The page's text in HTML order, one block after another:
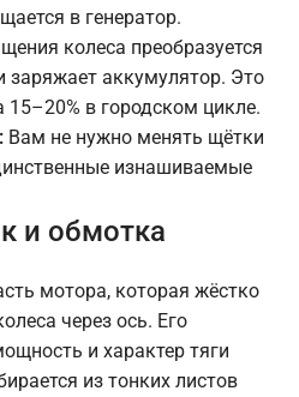
в генератор.
колеса преобразуется
заряжает аккумулятор. Это
15–20% в городском цикле.
Вам не нужно менять щётки
изнашиваемые
и обмотка
мотора, которая жёстко
через ось. Его
и характер тяги
из тонких листов